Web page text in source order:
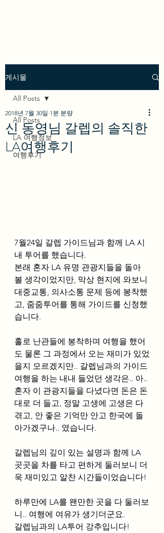
게시물
All Posts
LA 여행정보
여행후기
All Posts
신 동영님 갈렙의 솔직한
LA여행후기
2018년 7월 30일 1분 분량
7월24일 갈렙 가이드님과 함께 LA 시
내 투어를 했습니다.
본래 혼자 LA 유명 관광지들을 돌아
볼 생각이었지만, 막상 현지에 와보니
대중교통, 의사소통 문제 등에 봉착했
고, 줌줌투어를 통해 가이드를 신청했
습니다.
홀로 난관들에 봉착하며 여행을 했어
도 물론 그 과정에서 오는 재미가 있었
을지 모르겠지만.. 갈렙님과의 가이드
여행을 하는 내내 들었던 생각은.. 아..
혼자 이 관광지들을 다녔다면 돈은 돈
대로 더 들고, 정말 고생에 고생은 다
겪고, 안 좋은 기억만 안고 한국에 돌
아가겠구나.. 였습니다.
갈렙님의 깊이 있는 설명과 함께 LA
곳곳을 차를 타고 편하게 둘러보니 더
욱 재미있고 알찬 시간들이었습니다!
하루만에 LA를 왠만한 곳을 다 둘러보
니.. 여행에 여유가 생기더군요.
갈렙님과의 LA투어 강추입니다!